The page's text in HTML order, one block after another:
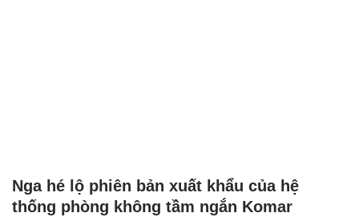
Nga hé lộ phiên bản xuất khẩu của hệ
thống phòng không tầm ngắn Komar